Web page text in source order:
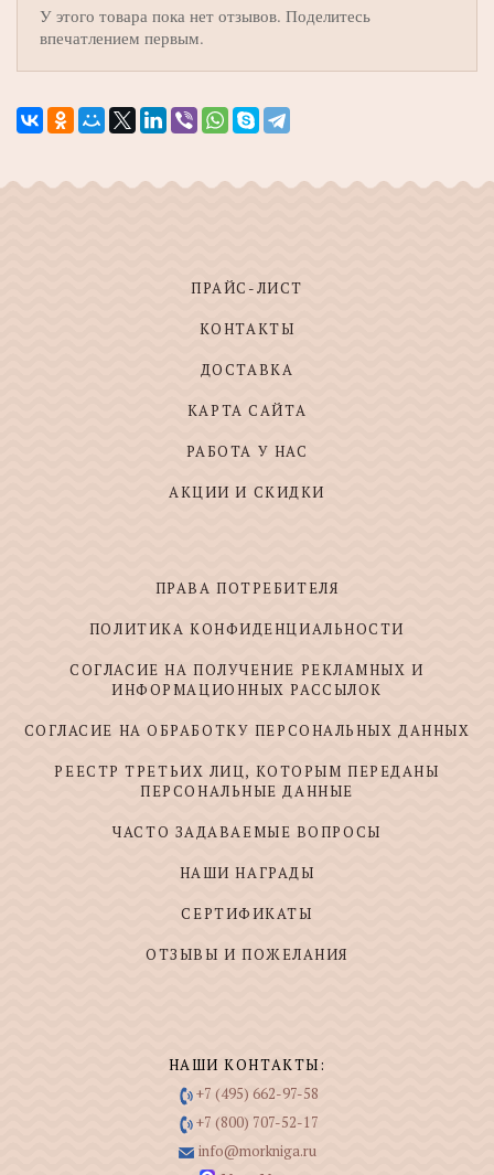
У этого товара пока нет отзывов. Поделитесь
впечатлением первым.
ПРАЙС-ЛИСТ
КОНТАКТЫ
ДОСТАВКА
КАРТА САЙТА
РАБОТА У НАС
АКЦИИ И СКИДКИ
ПРАВА ПОТРЕБИТЕЛЯ
ПОЛИТИКА КОНФИДЕНЦИАЛЬНОСТИ
СОГЛАСИЕ НА ПОЛУЧЕНИЕ РЕКЛАМНЫХ И
ИНФОРМАЦИОННЫХ РАССЫЛОК
СОГЛАСИЕ НА ОБРАБОТКУ ПЕРСОНАЛЬНЫХ ДАННЫХ
РЕЕСТР ТРЕТЬИХ ЛИЦ, КОТОРЫМ ПЕРЕДАНЫ
ПЕРСОНАЛЬНЫЕ ДАННЫЕ
ЧАСТО ЗАДАВАЕМЫЕ ВОПРОСЫ
НАШИ НАГРАДЫ
СЕРТИФИКАТЫ
ОТЗЫВЫ И ПОЖЕЛАНИЯ
НАШИ КОНТАКТЫ:
+7 (495) 662-97-58
+7 (800) 707-52-17
info@morkniga.ru